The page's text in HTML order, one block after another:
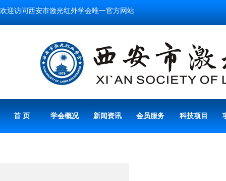
欢迎访问西安市激光红外学会唯一官方网站
首 页 学会概况 新闻资讯 会员服务 科技项目